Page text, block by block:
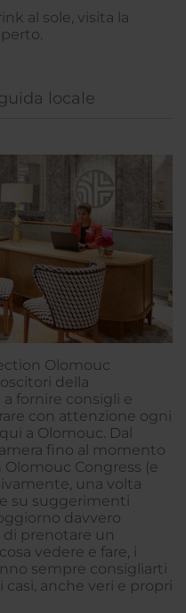
al sole, visita la
locale
Olomouc
della
fornire consigli e
con attenzione ogni
a Olomouc. Dal
fino al momento
Olomouc Congress (e
una volta
su suggerimenti
davvero
prenotare un
vedere e fare, i
sempre consigliarti
anche veri e propri